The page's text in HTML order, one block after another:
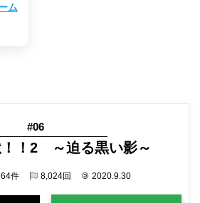
ム
#06
！2 ～迫る黒い影～
64件 8,024回 © 2020.9.30